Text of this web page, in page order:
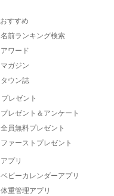
おすすめ
名前ランキング検索
アワード
マガジン
タウン誌
プレゼント
プレゼント＆アンケート
全員無料プレゼント
ファーストプレゼント
アプリ
ベビーカレンダーアプリ
体重管理アプリ